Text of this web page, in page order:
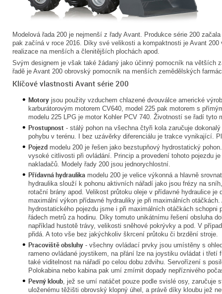
Modelová řada 200 je nejmenší z řady Avant. Produkce série 200
pak začíná v roce 2016. Díky své velikosti a kompaktnosti je Avant
realizace na menších a členitějších plochách apod.
Svým designem je však také žádaný jako účinný pomocník na větších
řadě je Avant 200 obrovský pomocník na menších zemědělských
Klíčové vlastnosti Avant série 200
Motory jsou použity vzduchem chlazené dvouválce americké
karburátorovým motorem CV640, model 225 pak motorem s
modelu 225 LPG je motor Kohler PCV 740. Životností se řadí tyto
Prostupnost - stálý pohon na všechna čtyři kola zaručuje
pohybu v terénu. I bez uzávěrky diferenciálu je trakce vynikající.
Pojezd modelu 200 je řešen jako bezstupňový hydrostatický
vysoké citlivosti při ovládání. Princip a provedení tohoto pojezdu
nakladačů. Modely řady 200 jsou jednorychlostní.
Přídavná hydraulika modelu 200 je velice výkonná a hlavně
hydraulika slouží k pohonu aktivních nářadí jako jsou frézy na
rotační brány apod. Velikost průtoku oleje v přídavné hydraulice je
maximální výkon přídavné hydrauliky je při maximálních
hydrostatického pojezdu jsme i při maximálních otáčkách schopni
řádech metrů za hodinu. Díky tomuto unikátnímu řešení obsluha
například hustotě trávy, velikosti sněhové pokrývky a pod. V
přidá. A toto vše bez jakýchkoliv škrcení průtoku či brzdění stroje.
Pracoviště obsluhy - všechny ovládací prvky jsou umístěny s
rameno ovládané joystikem, na přání lze na joystiku ovládat i třetí
také viditelnost na nářadí po celou dobu zdvihu. Servořízení s
Polokabina nebo kabina pak umí zmírnit dopady nepříznivého
Pevný kloub, jež se umí natáčet pouze podle svislé osy, zaručuje
uloženému těžišti obrovský klopný úhel, a právě díky kloubu jež